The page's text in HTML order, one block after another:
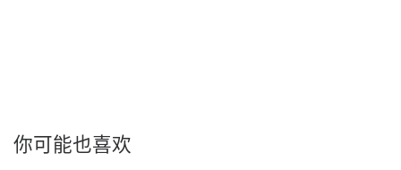
你可能也喜欢